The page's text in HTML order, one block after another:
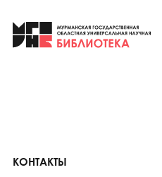
КОНТАКТЫ